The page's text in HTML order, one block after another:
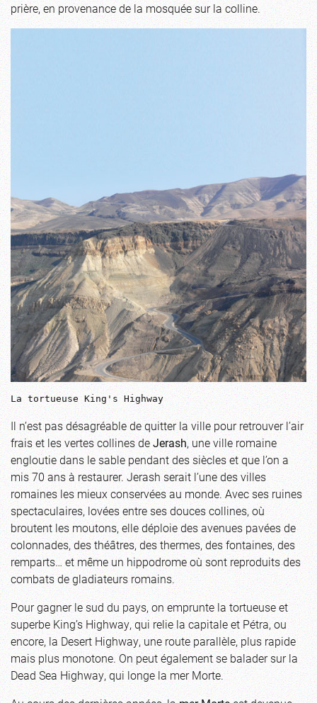
prière, en provenance de la mosquée sur la colline.
La tortueuse King's Highway
Il n’est pas désagréable de quitter la ville pour retrouver l’air
frais et les vertes collines deJerash, une ville romaine
engloutie dans le sable pendant des siècles et que l’on a
mis 70 ans à restaurer. Jerash serait l’une des villes
romaines les mieux conservées au monde. Avec ses ruines
spectaculaires, lovées entre ses douces collines, où
broutent les moutons, elle déploie des avenues pavées de
colonnades, des théâtres, des thermes, des fontaines, des
remparts… et même un hippodrome où sont reproduits des
combats de gladiateurs romains.
Pour gagner le sud du pays, on emprunte la tortueuse et
superbe King’s Highway, qui relie la capitale et Pétra, ou
encore, la Desert Highway, une route parallèle, plus rapide
mais plus monotone. On peut également se balader sur la
Dead Sea Highway, qui longe la mer Morte.